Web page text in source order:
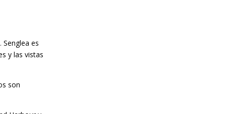
es
y las vistas
son